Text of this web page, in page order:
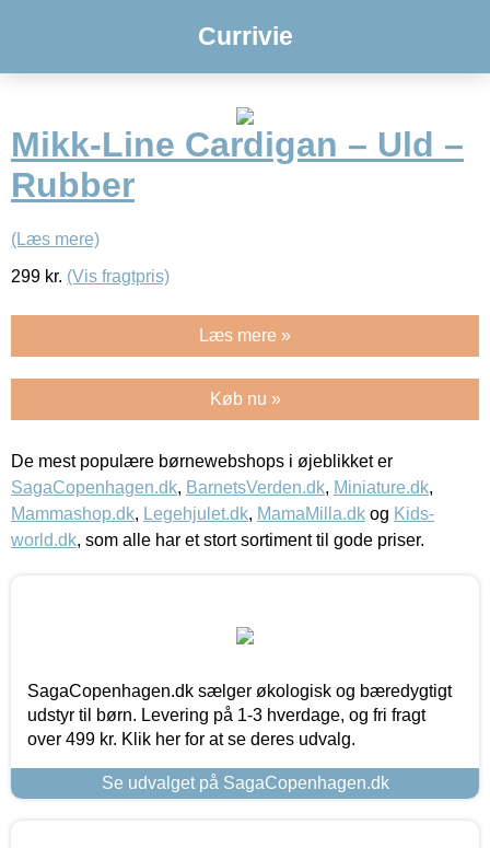
Currivie
Mikk-Line Cardigan – Uld –
Rubber
(Læs mere)
299 kr. (Vis fragtpris)
Læs mere »
Køb nu »
De mest populære børnewebshops i øjeblikket er
SagaCopenhagen.dk, BarnetsVerden.dk, Miniature.dk,
Mammashop.dk, Legehjulet.dk, MamaMilla.dk og Kids-
world.dk, som alle har et stort sortiment til gode priser.
SagaCopenhagen.dk sælger økologisk og bæredygtigt
udstyr til børn. Levering på 1-3 hverdage, og fri fragt
over 499 kr. Klik her for at se deres udvalg.
Se udvalget på SagaCopenhagen.dk